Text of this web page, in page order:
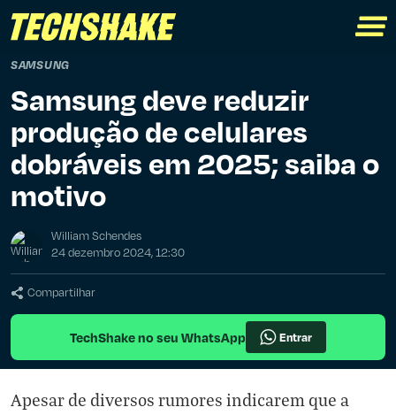
SAMSUNG
Samsung deve reduzir
produção de celulares
dobráveis em 2025; saiba o
motivo
William Schendes
24 dezembro 2024, 12:30
Compartilhar
TechShake no seu WhatsApp Entrar
Apesar de diversos rumores indicarem que a